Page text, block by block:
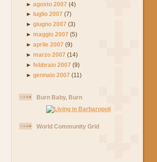
►agosto 2007 (4)
►
luglio 2007 (7)
►giugno 2007 (3)
►maggio 2007 (5)
►aprile 2007 (9)
►marzo 2007 (14)
►febbraio 2007 (9)
►gennaio 2007 (11)
Burn Baby, Burn
World Community Grid